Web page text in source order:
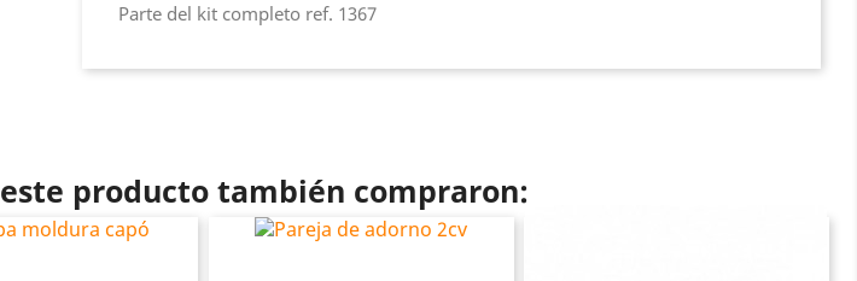
Parte del kit completo ref. 1367
producto también compraron: